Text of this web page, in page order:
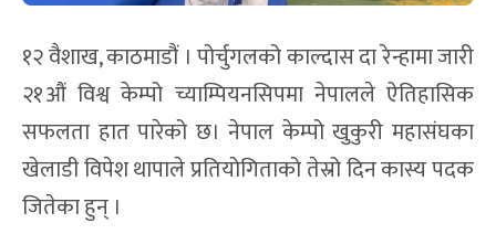
१२ वैशाख, काठमाडौं । पोर्चुगलको काल्दास दा रेन्हामा जारी
२१औं विश्व केम्पो च्याम्पियनसिपमा नेपालले ऐतिहासिक
सफलता हात पारेको छ। नेपाल केम्पो खुकुरी महासंघका
खेलाडी विपेश थापाले प्रतियोगिताको तेस्रो दिन कास्य पदक
जितेका हुन् ।